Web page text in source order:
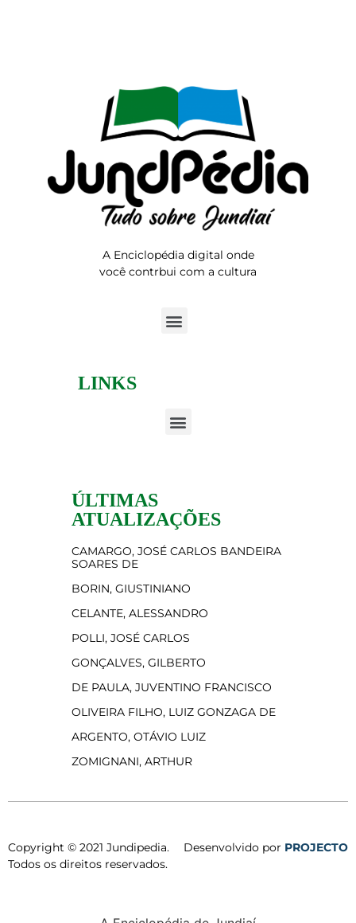
A Enciclopédia digital onde
você contrbui com a cultura
LINKS
ÚLTIMAS
ATUALIZAÇÕES
CAMARGO, JOSÉ CARLOS BANDEIRA
SOARES DE
BORIN, GIUSTINIANO
CELANTE, ALESSANDRO
POLLI, JOSÉ CARLOS
GONÇALVES, GILBERTO
DE PAULA, JUVENTINO FRANCISCO
OLIVEIRA FILHO, LUIZ GONZAGA DE
ARGENTO, OTÁVIO LUIZ
ZOMIGNANI, ARTHUR
Copyright © 2021 Jundipedia.
Todos os direitos reservados.
Desenvolvido por PROJECTO